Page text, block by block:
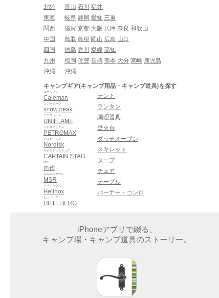
北陸
富山 石川 福井
東海
岐阜 静岡 愛知 三重
関西
滋賀 京都 大阪 兵庫 奈良 和歌山
中国
鳥取 島根 岡山 広島 山口
四国
徳島 香川 愛媛 高知
九州
福岡 佐賀 長崎 熊本 大分 宮崎 鹿児島
沖縄
沖縄
キャンプギア(キャンプ用品・キャンプ道具)を探す
Caleman
コールマン
snow peak
スノーピーク
UNIFLAME
ユニフレーム
PETROMAX
ペトロマックス
Nordisk
ノルディスク
CAPTAIN STAG
キャプテンスタッグ
自作
DIY
MSR
エムエスアール
Helinox
ヘリノックス
HILLEBERG
ヒルバーグ
テント
ランタン
調理器具
焚火台
ダッチオーブン
スキレット
タープ
チェア
テーブル
バーナー・コンロ
iPhoneアプリで綴る、
キャンプ場・キャンプ道具のストーリー。